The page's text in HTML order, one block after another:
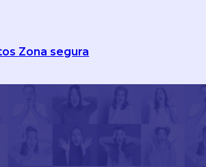
Zona segura